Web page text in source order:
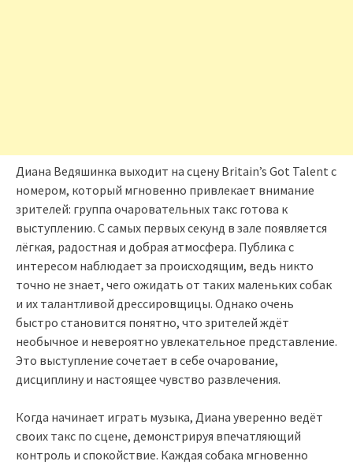
Диана Ведяшинка выходит на сцену Britain’s Got Talent с
номером, который мгновенно привлекает внимание
зрителей: группа очаровательных такс готова к
выступлению. С самых первых секунд в зале появляется
лёгкая, радостная и добрая атмосфера. Публика с
интересом наблюдает за происходящим, ведь никто
точно не знает, чего ожидать от таких маленьких собак
и их талантливой дрессировщицы. Однако очень
быстро становится понятно, что зрителей ждёт
необычное и невероятно увлекательное представление.
Это выступление сочетает в себе очарование,
дисциплину и настоящее чувство развлечения.
Когда начинает играть музыка, Диана уверенно ведёт
своих такс по сцене, демонстрируя впечатляющий
контроль и спокойствие. Каждая собака мгновенно